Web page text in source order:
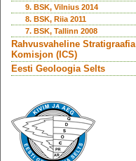
9. BSK, Vilnius 2014
8. BSK, Riia 2011
7. BSK, Tallinn 2008
Rahvusvaheline Stratigraafia
Komisjon (ICS)
Eesti Geoloogia Selts